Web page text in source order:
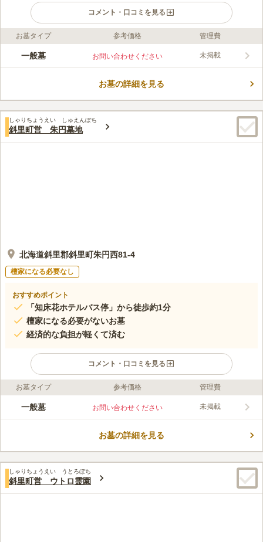
コメント・口コミを見る
ライフドット編集部のコメント
お墓の中心に花壇が設けられている霊園です。 合葬墓があり、
りと過ごせるのも嬉しいポイントです。 冬期期間は、お参りす
口コミ評価
この霊園はまだ誰からも評価されていません。
お墓タイプ 参考価格 管理費
一般墓 お問い合わせください 未掲載
お墓の詳細を見る
しゃりちょうえい しゅえんぼち
斜里町営 朱円墓地
北海道斜里郡斜里町朱円西81-4
檀家になる必要なし
おすすめポイント
「知床花ホテルバス停」から徒歩約1分
檀家になる必要がないお墓
経済的な負担が軽くて済む
コメント・口コミを見る
ライフドット編集部のコメント
国道334号線の近くにあるお墓です。 市街地から離れており、豊
り、管理体制が良いのも魅力のひとつです。 また、墓石のデザ
口コミ評価
この霊園はまだ誰からも評価されていません。
お墓タイプ 参考価格 管理費
一般墓 お問い合わせください 未掲載
お墓の詳細を見る
しゃりちょうえい うとろぼち
斜里町営 ウトロ霊園